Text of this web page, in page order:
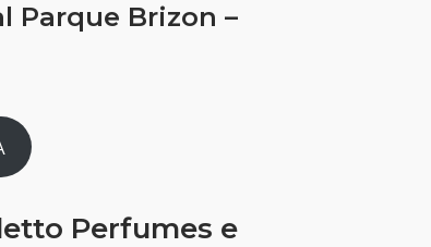
Parque Brizon –
Perfumes e